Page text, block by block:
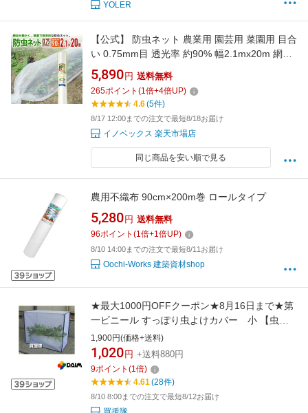
YOLER
【公式】 防虫ネット 農業用 園芸用 菜園用 目合
い 0.75mm目 透光率 約90% 幅2.1mx20m 網目
が細かい 露地の小松菜 ホウレンソウ キャベツ
レタス 白菜等葉物野菜 青虫その他の害虫対策
【代引き対象外】 【ダイオブランド】
5,890 円 送料無料
265ポイント (1倍+4倍UP)
4.6(5件)
8/17 12:00までの注文で最短8/18お届け
イノベックス 楽天市場店
同じ商品を安い順で見る
農用不織布 90cm×200m巻 ロールタイプ
5,280 円 送料無料
96ポイント (1倍+1倍UP)
8/10 14:00までの注文で最短8/11お届け
Oochi-Works 建築資材shop
★最大1000円OFFクーポン★8月16日まで★第
一ビニール すっぽり虫よけカバー 小 【虫よ
けネット 防虫ネット プランター 虫除け 家庭菜
園 屋外 虫除けカバー 用 園芸 庭 ベランダ 防虫
カバー かぶせるだけ 害虫 鳥よけ 防鳥 侵入 防
止 対策 カメムシ ヘッピリムシ ヘクサムシ
1,900円(価格+送料)
1,020 円 +送料880円
9ポイント (1倍)
4.61(28件)
8/10 8:00までの注文で最短8/12お届け